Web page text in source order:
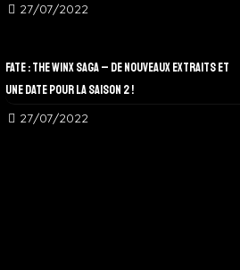
27/07/2022
Fate : The Winx Saga – De nouveaux extraits et
une date pour la Saison 2 !
27/07/2022